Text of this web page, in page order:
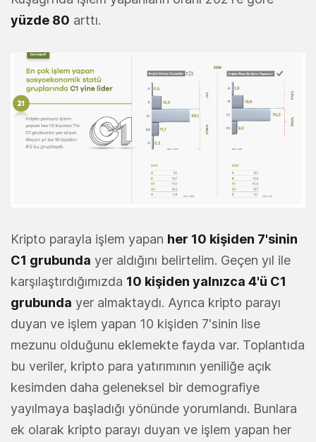
yüzde 80 arttı.
Kripto parayla işlem yapan her 10 kişiden 7'sinin
C1 grubunda yer aldığını belirtelim. Geçen yıl ile
karşılaştırdığımızda 10 kişiden yalnızca 4'ü C1
grubunda yer almaktaydı. Ayrıca kripto parayı
duyan ve işlem yapan 10 kişiden 7'sinin lise
mezunu olduğunu eklemekte fayda var. Toplantıda
bu veriler, kripto para yatırımının yeniliğe açık
kesimden daha geleneksel bir demografiye
yayılmaya başladığı yönünde yorumlandı. Bunlara
ek olarak kripto parayı duyan ve işlem yapan her